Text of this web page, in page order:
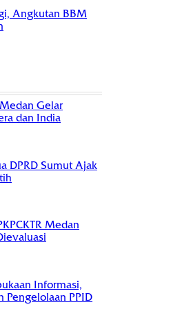
Angkutan BBM
Gelar
dan India
DPRD Sumut Ajak
Medan
Informasi,
Pengelolaan PPID